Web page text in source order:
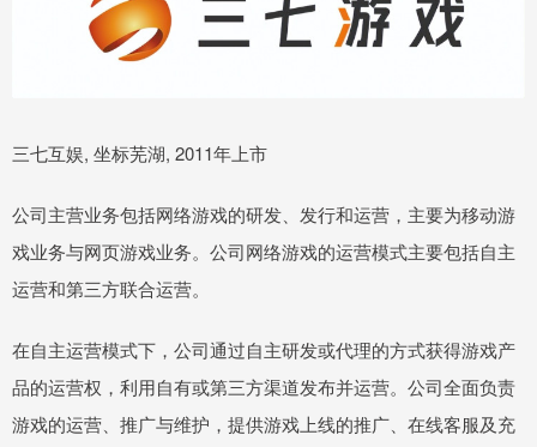
三七互娱, 坐标芜湖, 2011年上市
公司主营业务包括网络游戏的研发、发行和运营，主要为移动游
戏业务与网页游戏业务。公司网络游戏的运营模式主要包括自主
运营和第三方联合运营。
在自主运营模式下，公司通过自主研发或代理的方式获得游戏产
品的运营权，利用自有或第三方渠道发布并运营。公司全面负责
游戏的运营、推广与维护，提供游戏上线的推广、在线客服及充